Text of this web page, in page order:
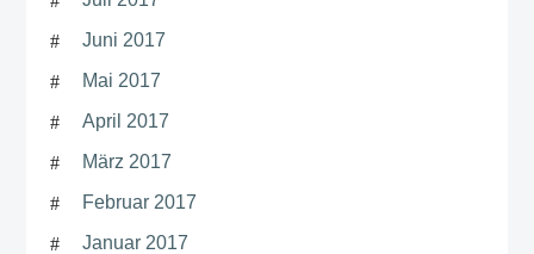
Juni 2017
Mai 2017
April 2017
März 2017
Februar 2017
Januar 2017